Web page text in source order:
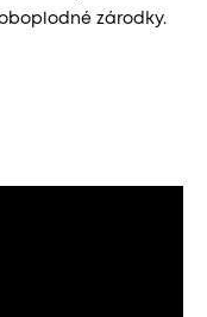
zárodky.